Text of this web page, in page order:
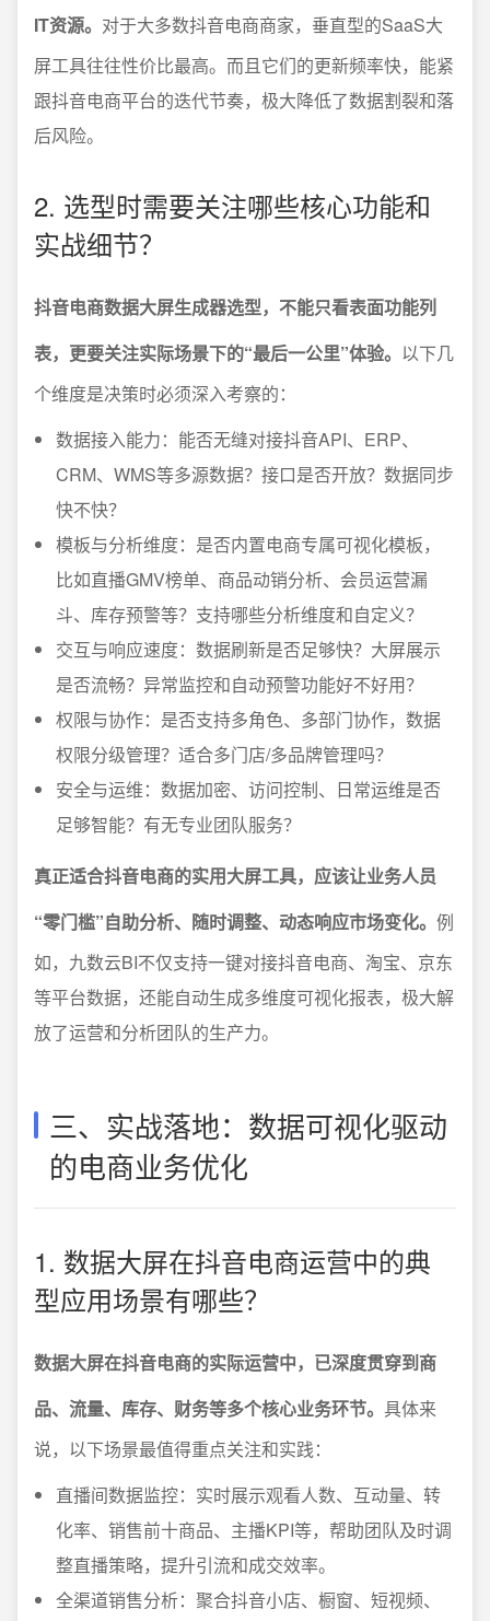
IT资源。 对于大多数抖音电商商家，垂直型的SaaS大
屏工具往往性价比最高。而且它们的更新频率快，能紧
跟抖音电商平台的迭代节奏，极大降低了数据割裂和落
后风险。
2. 选型时需要关注哪些核心功能和
实战细节？
抖音电商数据大屏生成器选型，不能只看表面功能列
表，更要关注实际场景下的“最后一公里”体验。 以下几
个维度是决策时必须深入考察的：
数据接入能力：能否无缝对接抖音API、ERP、
CRM、WMS等多源数据？接口是否开放？数据同步
快不快？
模板与分析维度：是否内置电商专属可视化模板，
比如直播GMV榜单、商品动销分析、会员运营漏
斗、库存预警等？支持哪些分析维度和自定义？
交互与响应速度：数据刷新是否足够快？大屏展示
是否流畅？异常监控和自动预警功能好不好用？
权限与协作：是否支持多角色、多部门协作，数据
权限分级管理？适合多门店/多品牌管理吗？
安全与运维：数据加密、访问控制、日常运维是否
足够智能？有无专业团队服务？
真正适合抖音电商的实用大屏工具，应该让业务人员
“零门槛”自助分析、随时调整、动态响应市场变化。 例
如，九数云BI不仅支持一键对接抖音电商、淘宝、京东
等平台数据，还能自动生成多维度可视化报表，极大解
放了运营和分析团队的生产力。
三、实战落地：数据可视化驱动
的电商业务优化
1. 数据大屏在抖音电商运营中的典
型应用场景有哪些？
数据大屏在抖音电商的实际运营中，已深度贯穿到商
品、流量、库存、财务等多个核心业务环节。 具体来
说，以下场景最值得重点关注和实践：
直播间数据监控：实时展示观看人数、互动量、转
化率、销售前十商品、主播KPI等，帮助团队及时调
整直播策略，提升引流和成交效率。
全渠道销售分析：聚合抖音小店、橱窗、短视频、